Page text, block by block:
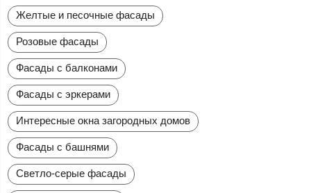
Желтые и песочные фасады
Розовые фасады
Фасады с балконами
Фасады с эркерами
Интересные окна загородных домов
Фасады с башнями
Светло-серые фасады